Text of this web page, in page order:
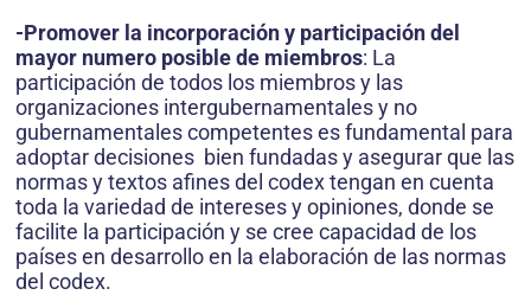
-Promover la incorporación y participación del
mayor numero posible de miembros: La
participación de todos los miembros y las
organizaciones intergubernamentales y no
gubernamentales competentes es fundamental para
adoptar decisiones bien fundadas y asegurar que las
normas y textos afines del codex tengan en cuenta
toda la variedad de intereses y opiniones, donde se
facilite la participación y se cree capacidad de los
países en desarrollo en la elaboración de las normas
del codex.